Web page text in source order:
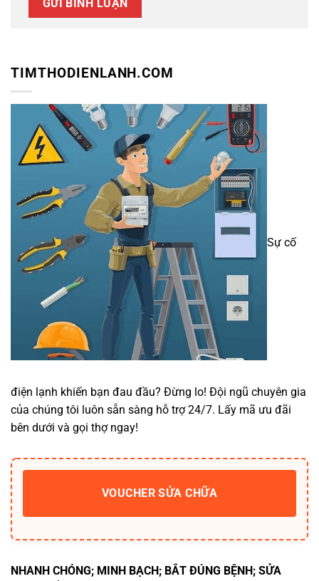
TIMTHODIENLANH.COM
Sự cố
điện lạnh khiến bạn đau đầu? Đừng lo! Đội ngũ chuyên gia
của chúng tôi luôn sẵn sàng hỗ trợ 24/7. Lấy mã ưu đãi
bên dưới và gọi thợ ngay!
VOUCHER SỬA CHỮA
NHANH CHÓNG; MINH BẠCH; BẮT ĐÚNG BỆNH; SỬA